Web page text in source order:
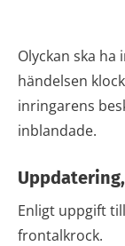
Olyckan ska ha
händelsen
inringarens
inblandade.
Uppdatering,
Enligt uppgift
frontalkrock.